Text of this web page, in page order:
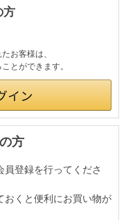
方
お客様は、
とができます。
方
登録を行ってくださ
おくと便利にお買い物が